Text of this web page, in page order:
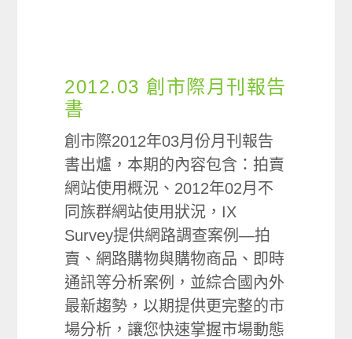
2012.03 創市際月刊報告
書
創市際2012年03月份月刊報告
書出爐，本期的內容包含：拍賣
網站使用概況、2012年02月不
同族群網站使用狀況，IX
Survey提供網路調查案例—拍
賣、網路購物與購物商品、即時
通訊等分析案例，並綜合國內外
最新趨勢，以期提供更完整的市
場分析，讓您快速掌握市場動態